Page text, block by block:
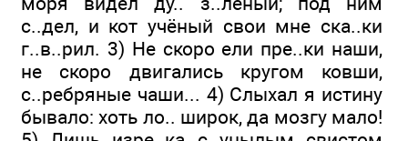
с..дел, и кот учёный свои мне ска..ки
г..в..рил. 3) Не скоро ели пре..ки наши,
не скоро двигались кругом ковши,
с..ребряные чаши... 4) Слыхал я истину
бывало: хоть ло.. широк, да мозгу мало!